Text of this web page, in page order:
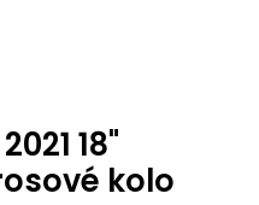
18"
kolo